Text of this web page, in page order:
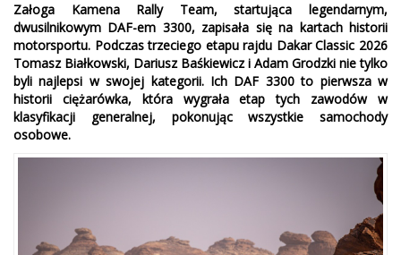
Załoga Kamena Rally Team, startująca legendarnym,
dwusilnikowym DAF-em 3300, zapisała się na kartach historii
motorsportu. Podczas trzeciego etapu rajdu Dakar Classic 2026
Tomasz Białkowski, Dariusz Baśkiewicz i Adam Grodzki nie tylko
byli najlepsi w swojej kategorii. Ich DAF 3300 to pierwsza w
historii ciężarówka, która wygrała etap tych zawodów w
klasyfikacji generalnej, pokonując wszystkie samochody
osobowe.